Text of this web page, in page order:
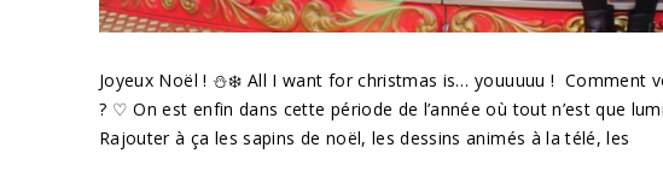
Joyeux Noël ! ⛄❄️ All I want for christmas is… youuuuu ! Comment
? ♡ On est enfin dans cette période de l’année où tout n’est que
Rajouter à ça les sapins de noël, les dessins animés à la télé, les